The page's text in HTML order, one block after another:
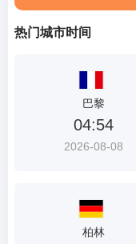
卖
热门城市时间
巴黎
04:54
2026-08-08
柏林